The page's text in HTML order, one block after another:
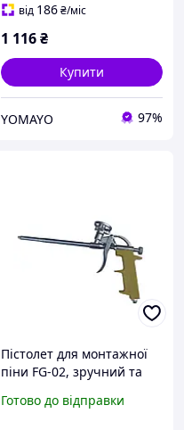
від 186₴/міс
1 116₴
Купити
YOMAYO 97%
Пістолет для монтажної
піни FG-02, зручний та
для ізоляції.
Готово до відправки